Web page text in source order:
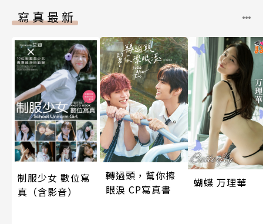
寫真最新
制服少女 數位寫
真（含影音）
轉過頭，幫你擦
眼淚 CP寫真書
蝴蝶 万理華